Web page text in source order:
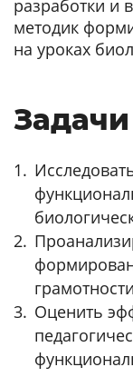
разработки и
методик
на уроках
Задачи
Оценить